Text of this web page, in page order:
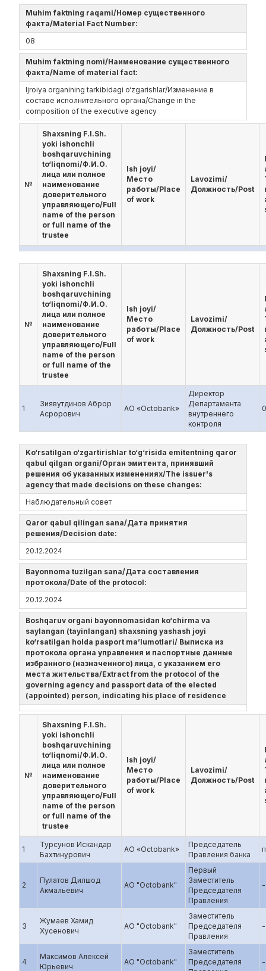
Muhim faktning raqami/Номер существенного
факта/Material Fact Number:
08
Muhim faktning nomi/Наименование существенного
факта/Name of material fact:
Ijroiya organining tarkibidagi o‘zgarishlar/Изменение в
составе исполнительного органа/Change in the
composition of the executive agency
№
Shaxsning F.I.Sh.
yoki ishonchli
boshqaruvchining
to‘liqnomi/Ф.И.О.
лица или полное
наименование
доверительного
управляющего/Full
name of the person
or full name of the
trustee
Ish joyi/
Место
работы/Place
of work
Lavozimi/
Должность/Post
№
Shaxsning F.I.Sh.
yoki ishonchli
boshqaruvchining
to‘liqnomi/Ф.И.О.
лица или полное
наименование
доверительного
управляющего/Full
name of the person
or full name of the
trustee
Ish joyi/
Место
работы/Place
of work
Lavozimi/
Должность/Post
1
Зиявутдинов Аброр
Асрорович
АО «Octobank»
Директор
Департамента
внутреннего
контроля
0
Ko‘rsatilgan o‘zgartirishlar to‘g‘risida emitentning qaror
qabul qilgan organi/Орган эмитента, принявший
решения об указанных изменениях/The issuer's
agency that made decisions on these changes:
Наблюдательный совет
Qaror qabul qilingan sana/Дата принятия
решения/Decision date:
20.12.2024
Bayonnoma tuzilgan sana/Дата составления
протокола/Date of the protocol:
20.12.2024
Boshqaruv organi bayonnomasidan ko‘chirma va
saylangan (tayinlangan) shaxsning yashash joyi
ko‘rsatilgan holda pasport ma’lumotlari/ Выписка из
протокола органа управления и паспортные данные
избранного (назначенного) лица, с указанием его
места жительства/Extract from the protocol of the
governing agency and passport data of the elected
(appointed) person, indicating his place of residence
№
Shaxsning F.I.Sh.
yoki ishonchli
boshqaruvchining
to‘liqnomi/Ф.И.О.
лица или полное
наименование
доверительного
управляющего/Full
name of the person
or full name of the
trustee
Ish joyi/
Место
работы/Place
of work
Lavozimi/
Должность/Post
1
Турсунов Искандар
Бахтинурович
АО «Octobank»
Председатель
Правления банка
2
Пулатов Дилшод
Акмальевич
АО "Octobank"
Первый
Заместитель
Председателя
Правления
-
3
Жумаев Хамид
Хусенович
АО "Octobank"
Заместитель
Председателя
Правления
-
4
Максимов Алексей
Юрьевич
АО "Octobank"
Заместитель
Председателя
-